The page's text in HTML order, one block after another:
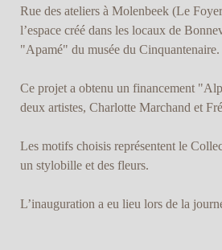
Rue des ateliers à Molenbeek (Le
l’espace créé dans les locaux de
"Apamé" du musée du Cinquantenaire.
Ce projet a obtenu un financement
deux artistes, Charlotte Marchand et
Les motifs choisis représentent le
un stylobille et des fleurs.
L’inauguration a eu lieu lors de la